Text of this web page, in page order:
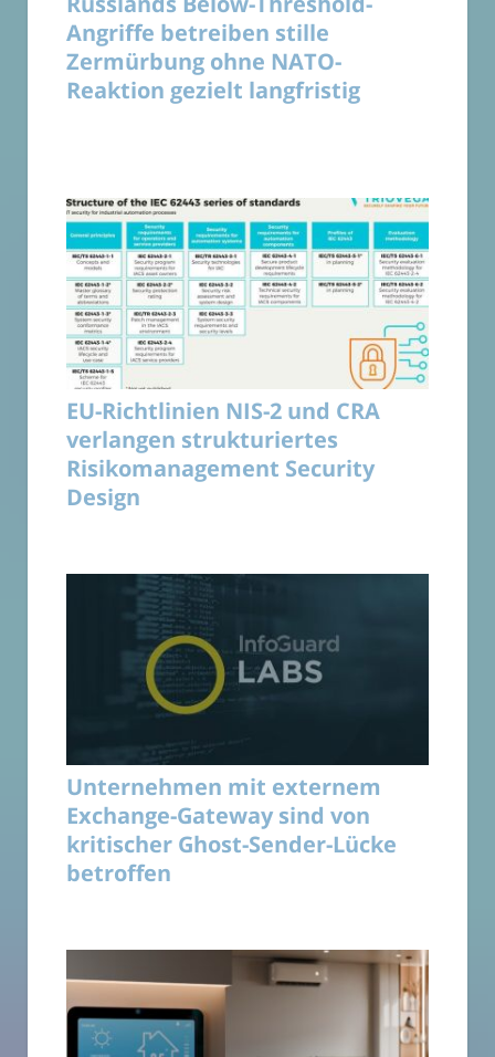
Angriffe betreiben stille
Zermürbung ohne NATO-
Reaktion gezielt langfristig
EU-Richtlinien NIS-2 und CRA
verlangen strukturiertes
Risikomanagement Security
Design
Unternehmen mit externem
Exchange-Gateway sind von
kritischer Ghost-Sender-Lücke
betroffen